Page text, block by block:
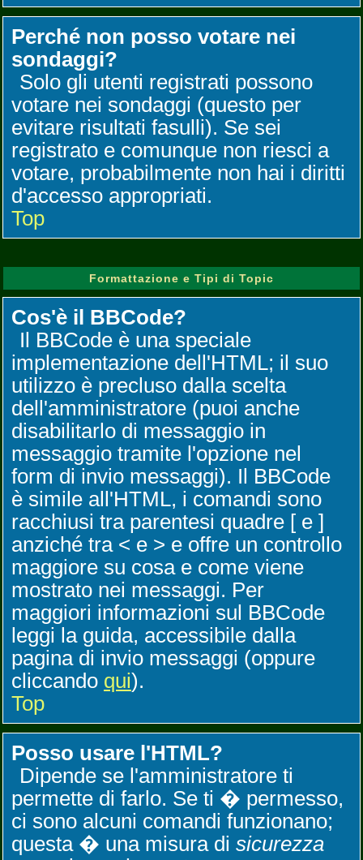
Perché non posso votare nei
sondaggi?
Solo gli utenti registrati possono
votare nei sondaggi (questo per
evitare risultati fasulli). Se sei
registrato e comunque non riesci a
votare, probabilmente non hai i diritti
d'accesso appropriati.
Top
Formattazione e Tipi di Topic
Cos'è il BBCode?
Il BBCode è una speciale
implementazione dell'HTML; il suo
utilizzo è precluso dalla scelta
dell'amministratore (puoi anche
disabilitarlo di messaggio in
messaggio tramite l'opzione nel
form di invio messaggi). Il BBCode
è simile all'HTML, i comandi sono
racchiusi tra parentesi quadre [ e ]
anziché tra < e > e offre un controllo
maggiore su cosa e come viene
mostrato nei messaggi. Per
maggiori informazioni sul BBCode
leggi la guida, accessibile dalla
pagina di invio messaggi (oppure
cliccando qui).
Top
Posso usare l'HTML?
Dipende se l'amministratore ti
permette di farlo. Se ti � permesso,
ci sono alcuni comandi funzionano;
questa � una misura di sicurezza